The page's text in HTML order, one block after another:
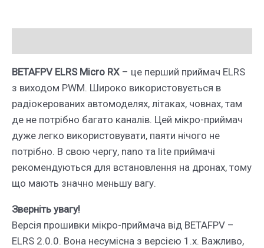
BETAFPV ELRS Micro RX – це перший приймач ELRS
з виходом PWM. Широко використовується в
радіокерованих автомоделях, літаках, човнах, там
де не потрібно багато каналів. Цей мікро-приймач
дуже легко використовувати, паяти нічого не
потрібно. В свою чергу, nano та lite приймачі
рекомендуються для встановлення на дронах, тому
що мають значно меньшу вагу.
Зверніть увагу!
Версія прошивки мікро-приймача від BETAFPV –
ELRS 2.0.0. Вона несумісна з версією 1.x. Важливо,